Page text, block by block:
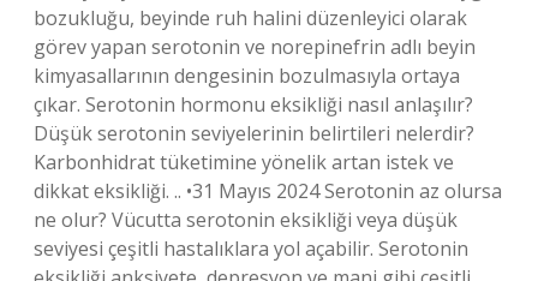
bozukluğu, beyinde ruh halini düzenleyici olarak
görev yapan serotonin ve norepinefrin adlı beyin
kimyasallarının dengesinin bozulmasıyla ortaya
çıkar. Serotonin hormonu eksikliği nasıl anlaşılır?
Düşük serotonin seviyelerinin belirtileri nelerdir?
Karbonhidrat tüketimine yönelik artan istek ve
dikkat eksikliği. .. •31 Mayıs 2024 Serotonin az olursa
ne olur? Vücutta serotonin eksikliği veya düşük
seviyesi çeşitli hastalıklara yol açabilir. Serotonin